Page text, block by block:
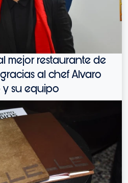
mejor restaurante de
al chef Alvaro
y su equipo